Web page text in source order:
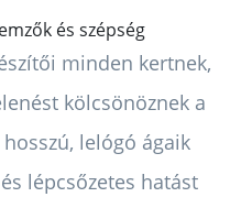
minden kertnek,
kölcsönöznek a
lelógó ágaik
lépcsőzetes hatást